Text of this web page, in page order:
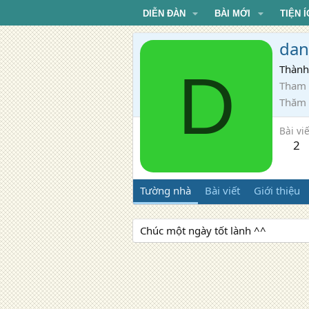
DIỄN ĐÀN BÀI MỚI TIỆN
D
Tham
Thăm
Bài
2
Tường nhà Bài viết Giới thiệu
Chúc một ngày tốt lành ^^